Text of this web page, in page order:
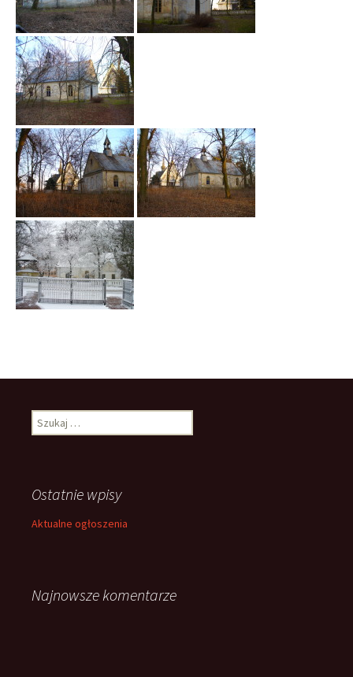
Szukaj:
Ostatnie wpisy
Aktualne ogłoszenia
Najnowsze komentarze